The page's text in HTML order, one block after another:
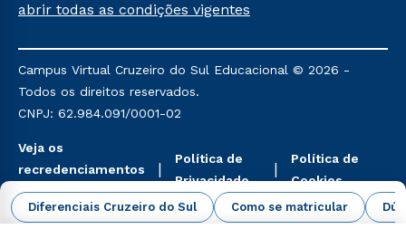
Diferenciais Cruzeiro do Sul Como se matricular
Já para as demais, a taxa de matrícula será de R$
mencionadas são referentes aos cursos: Ensino
Religioso, Geografia para a Docência e Metodologia
do Ensino de História: Questões Atuais.
abrir todas as condições vigentes
Campus Virtual Cruzeiro do Sul Educacional © 2026 -
Todos os direitos reservados.
CNPJ: 62.984.091/0001-02
Veja os
recredenciamentos
aqui
Política de
Privacidade
Política de
Cookies